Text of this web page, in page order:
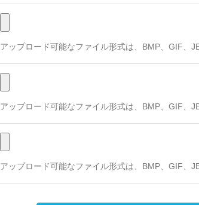
アップロード可能なファイル形式は、BMP、GIF、
アップロード可能なファイル形式は、BMP、GIF、
アップロード可能なファイル形式は、BMP、GIF、